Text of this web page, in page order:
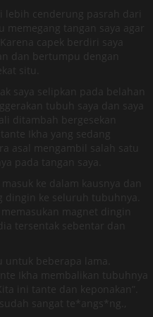
lebih cenderung pasrah dari
memegang tangan saya agar
capek berdiri saya
dan bertumpu dengan
situ.
saya selipkan pada belahan
tubuh saya dan saya
ditambah bergesekan
Ikha yang sedang
asal mengambil salah satu
pada tangan saya.
ke dalam kausnya dan
dingin ke seluruh tubuhnya.
magnet dingin
tersentak sebentar dan
beberapa lama.
Ikha membalikan tubuhnya
ini tante dan keponakan”.
sangat te*angs*ng.,